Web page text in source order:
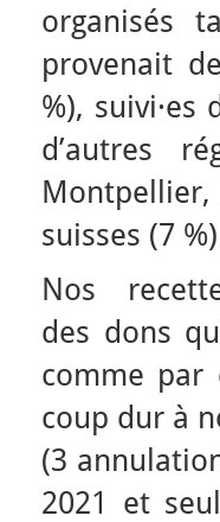
organisés
provenait
%), suivi·es
d’autres
Montpellier,
suisses (7
Nos
des dons
comme par
coup dur à
(3
2021 et